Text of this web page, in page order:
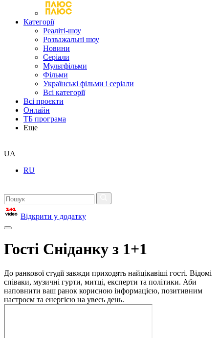
Категорії
Реаліті-шоу
Розважальні шоу
Новини
Серіали
Мультфільми
Фільми
Українські фільми і серіали
Всі категорії
Всі проєкти
Онлайн
ТБ програма
Еще
UA
RU
Відкрити у додатку
Гості Сніданку з 1+1
До ранкової студії завжди приходять найцікавіші гості. Відомі
співаки, музичні гурти, митці, експерти та політики. Аби
наповнити ваш ранок корисною інформацією, позитивним
настроєм та енергією на увесь день.